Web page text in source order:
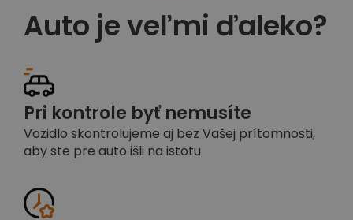
Auto je veľmi ďaleko?
Pri kontrole byť nemusíte
Vozidlo skontrolujeme aj bez Vašej prítomnosti,
aby ste pre auto išli na istotu